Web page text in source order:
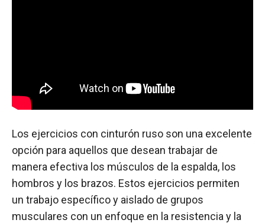
Los ejercicios con cinturón ruso son una excelente
opción para aquellos que desean trabajar de
manera efectiva los músculos de la espalda, los
hombros y los brazos. Estos ejercicios permiten
un trabajo específico y aislado de grupos
musculares con un enfoque en la resistencia y la